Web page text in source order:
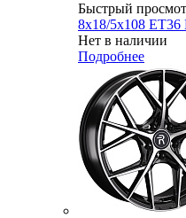
Быстрый
8x18/5x108 ET36
Нет в наличии
Подробнее